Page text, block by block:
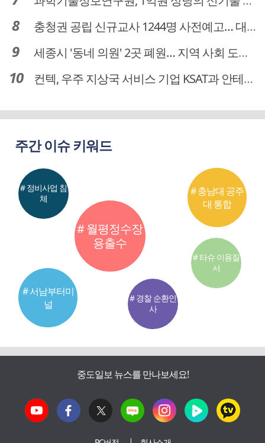
충청권 공립 신규교사 1244명 사전예고… 대전 초등 34명서 4명으로
세종시 '동네 의원' 2곳 폐원… 지역 사회 도마 위
컨텍, 우주 지상국 서비스 기업 KSAT과 안테나 6기 계약 체결
주간 이슈 키워드
# 월평정수장
용출수
# 서남부터미
널
# 충남대 공주
대 통합
# 정비사업 침
체
# 경찰 순환인
사
# 타슈 이용질
서
중도일보 뉴스를 만나보세요!